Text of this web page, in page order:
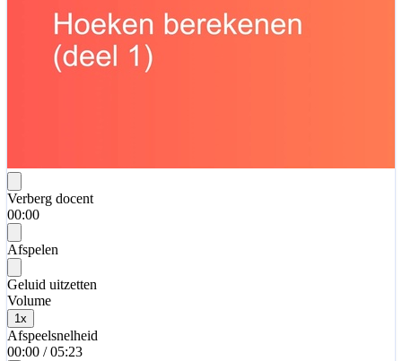
Verberg docent
00:00
Afspelen
Geluid uitzetten
Volume
1x
Afspeelsnelheid
00:00 / 05:23